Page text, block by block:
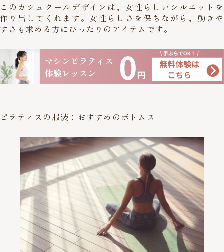
このカシュクールデザインは、女性らしいシルエットを
作り出してくれます。女性らしさを保ちながら、動きや
すさも求める方にぴったりのアイテムです。
ピラティスの服装：おすすめのボトムス